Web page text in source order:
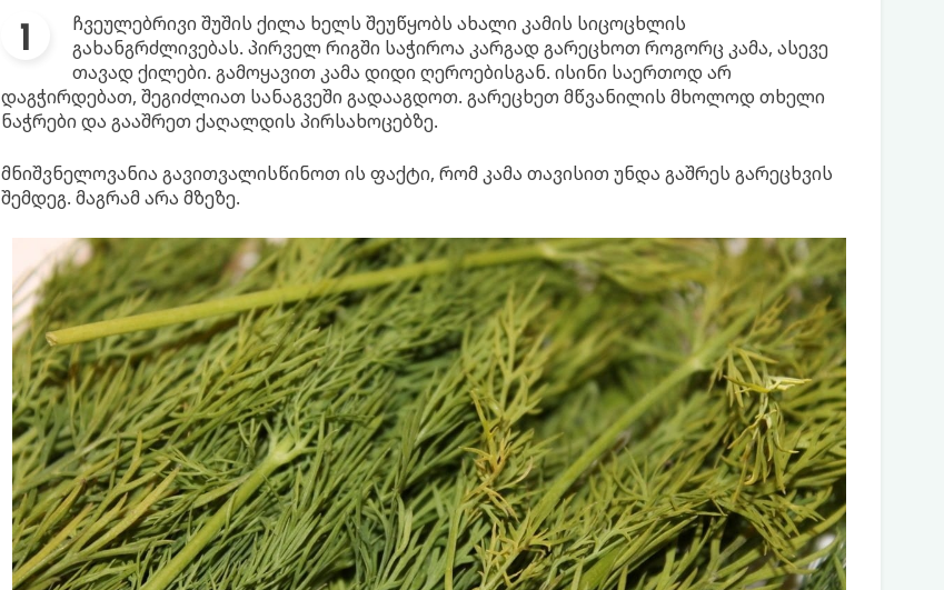
ჩვეულებრივი შუშის ქილა ხელს შეუწყობს ახალი კამის სიცოცხლის
გახანგრძლივებას. პირველ რიგში საჭიროა კარგად გარეცხოთ როგორც კამა, ასევე
თავად ქილები. გამოყავით კამა დიდი ღეროებისგან. ისინი საერთოდ არ
დაგჭირდებათ, შეგიძლიათ სანაგვეში გადააგდოთ. გარეცხეთ მწვანილის მხოლოდ თხელი
ნაჭრები და გააშრეთ ქაღალდის პირსახოცებზე.
მნიშვნელოვანია გავითვალისწინოთ ის ფაქტი, რომ კამა თავისით უნდა გაშრეს გარეცხვის
შემდეგ. მაგრამ არა მზეზე.